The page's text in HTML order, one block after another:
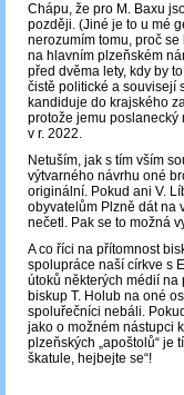
Chápu, že pro M. Baxu
později. (Jiné je to u mé
nerozumím tomu, proč
na hlavním plzeňském
před dvěma lety, kdy by
čistě politické a souvisejí
kandiduje do krajského
protože jemu poslanecký
v r. 2022.
Netuším, jak s tím vším
výtvarného návrhu oné
originální. Pokud ani V.
obyvatelům Plzně dát na
nečetl. Pak se to možná
A co říci na přítomnost
spolupráce naší církve s
útoků některých médií
biskup T. Holub na oné
spoluřečníci nebáli.
jako o možném nástupci
plzeňských „apoštolů“ je
škatule, hejbejte se“!